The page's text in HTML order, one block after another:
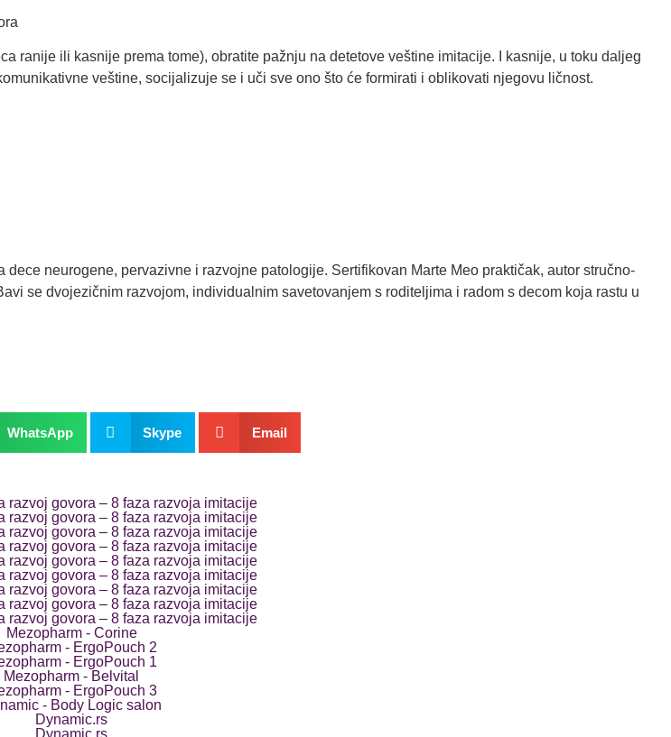
ranije ili kasnije prema tome), obratite pažnju na detetove veštine imitacije. I kasnije, u toku daljeg
veštine, socijalizuje se i uči sve ono što će formirati i oblikovati njegovu ličnost.
neurogene, pervazivne i razvojne patologije. Sertifikovan Marte Meo praktičak, autor stručno-
se dvojezičnim razvojom, individualnim savetovanjem s roditeljima i radom s decom koja rastu u
WhatsApp Skype Email